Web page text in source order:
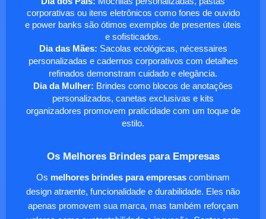
corporativas ou itens eletrônicos como fones de ouvido
e power banks são ótimos exemplos de presentes úteis
e sofisticados.
Dia das Mães: Sacolas ecológicas, nécessaires
personalizadas e cadernos corporativos com detalhes
refinados demonstram cuidado e elegância.
Dia da Mulher: Brindes como blocos de anotações
personalizados, canetas exclusivas e kits
organizadores promovem praticidade com um toque de
estilo.
Os Melhores Brindes para Empresas
Os melhores brindes para empresas combinam
design atraente, funcionalidade e durabilidade. Eles não
apenas promovem sua marca, mas também reforçam